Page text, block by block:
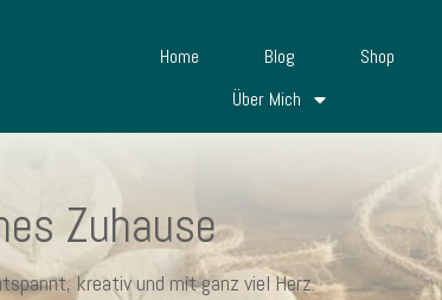
Home Blog
Shop
Über Mich
Zuhause
kreativ und mit ganz viel Herz.